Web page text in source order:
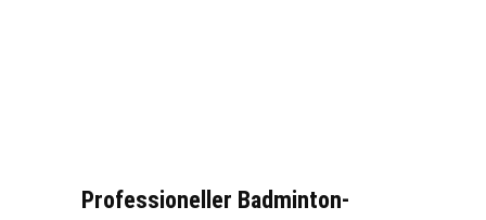
Professioneller Badminton-